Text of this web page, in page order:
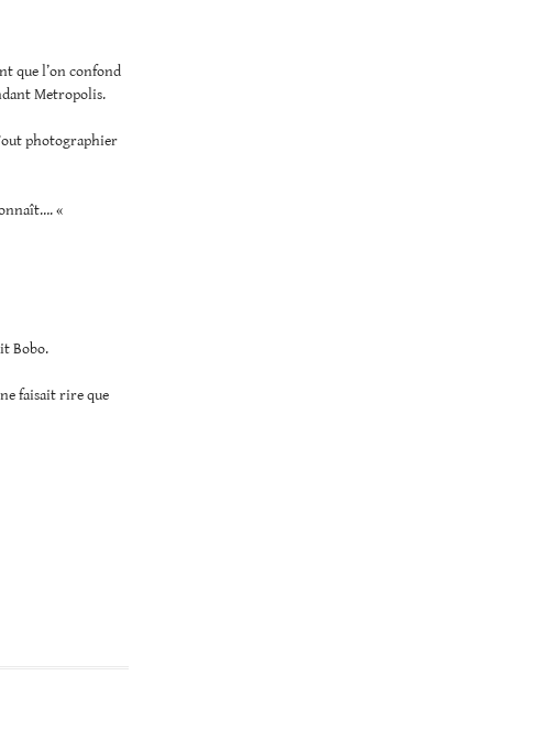
que l’on confond
Metropolis.
photographier
«
Bobo.
faisait rire que